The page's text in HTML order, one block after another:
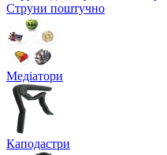
Струни поштучно
Медіатори
Каподастри